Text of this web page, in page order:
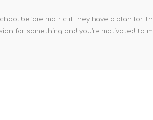
before matric if they have a plan for
for something and you’re motivated to